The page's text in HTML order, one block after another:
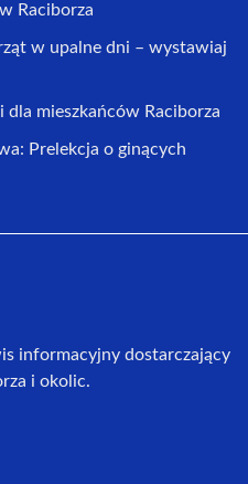
Raciborza
w upalne dni – wystawiaj
dla mieszkańców Raciborza
Prelekcja o ginących
informacyjny dostarczający
i okolic.